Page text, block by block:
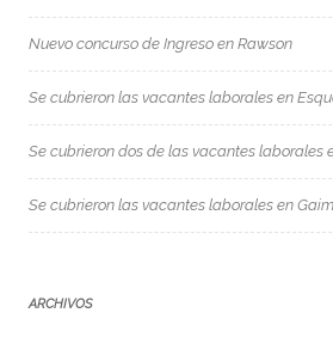
Nuevo concurso de Ingreso en Rawson
Se cubrieron las vacantes laborales en
Se cubrieron dos de las vacantes laborales
Se cubrieron las vacantes laborales en
ARCHIVOS